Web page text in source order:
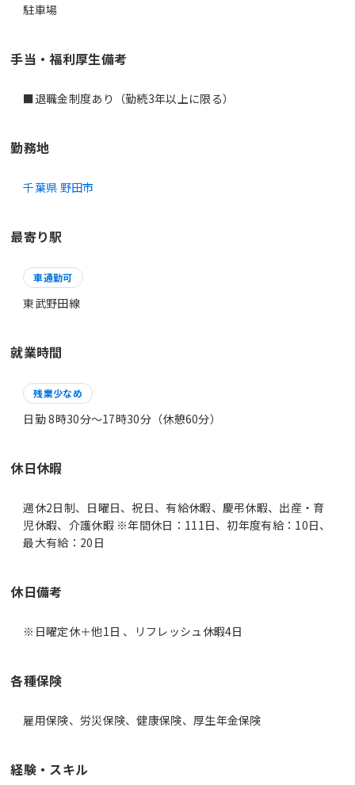
駐車場
手当・福利厚生備考
勤務地
千葉県 野田市
最寄り駅
車通勤可
東武野田線
就業時間
残業少なめ
日勤 8時30分〜17時30分（休憩60分）
休日休暇
週休2日制、日曜日、祝日、有給休暇、慶弔休暇、出産・育
児休暇、介護休暇 ※年間休日：111日、初年度有給：10日、
最大有給：20日
休日備考
※日曜定休＋他1日 、リフレッシュ休暇4日
各種保険
雇用保険、労災保険、健康保険、厚生年金保険
経験・スキル